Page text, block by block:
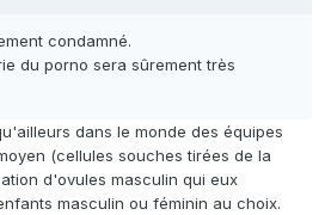
condamné.
du porno sera sûrement très
dans le monde des équipes
(cellules souches tirées de la
d'ovules masculin qui eux
masculin ou féminin au choix.